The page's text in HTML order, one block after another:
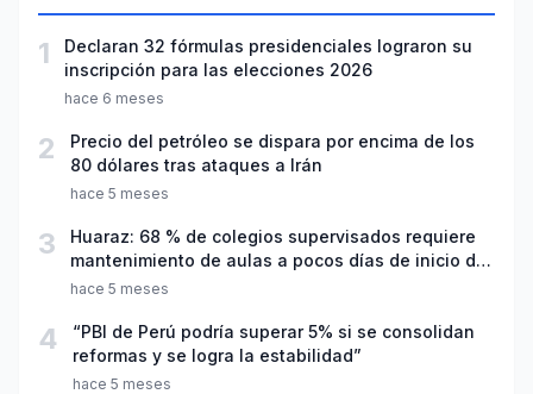
1
Declaran 32 fórmulas presidenciales lograron su
inscripción para las elecciones 2026
hace 6 meses
2
Precio del petróleo se dispara por encima de los
80 dólares tras ataques a Irán
hace 5 meses
3
Huaraz: 68 % de colegios supervisados requiere
mantenimiento de aulas a pocos días de inicio del
año escolar 2026
hace 5 meses
4
“PBI de Perú podría superar 5% si se consolidan
reformas y se logra la estabilidad”
hace 5 meses